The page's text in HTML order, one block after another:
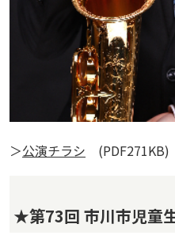
＞公演チラシ (PDF271KB)
★第73回 市川市児童